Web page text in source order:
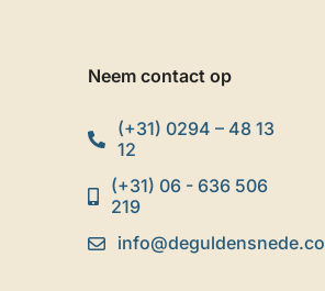
Neem contact op
(+31) 0294 – 48 13
12
(+31) 06 - 636 506
219